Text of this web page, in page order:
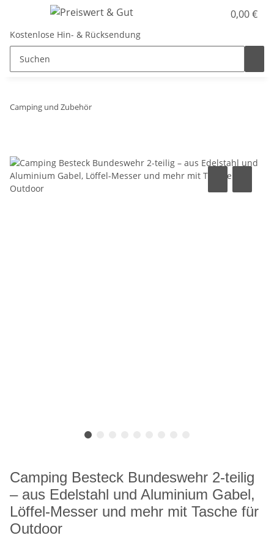
0,00 €
Kostenlose Hin- & Rücksendung
Camping und Zubehör
Camping Besteck Bundeswehr 2-teilig
– aus Edelstahl und Aluminium Gabel,
Löffel-Messer und mehr mit Tasche für
Outdoor